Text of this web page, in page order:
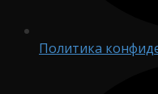
Политика